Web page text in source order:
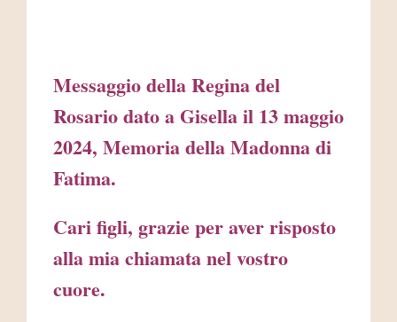
Messaggio della Regina del
Rosario dato a Gisella il 13 maggio
2024, Memoria della Madonna di
Fatima.
Cari figli, grazie per aver risposto
alla mia chiamata nel vostro
cuore.